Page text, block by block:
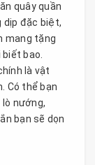
quây quần
dịp đặc biệt,
mang tặng
bao.
là vật
Có thể bạn
nướng,
bạn sẽ dọn